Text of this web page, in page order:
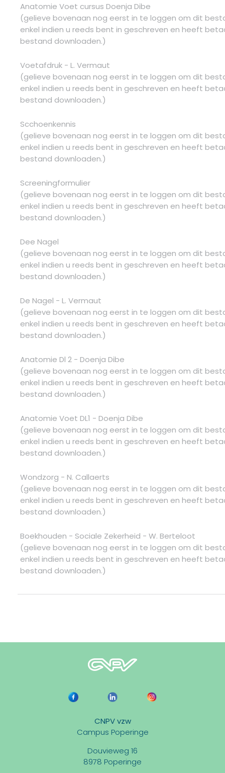
Anatomie Voet cursus Doenja Dibe
(gelieve bovenaan nog eerst in te loggen om dit
enkel indien u reeds bent in geschreven en heeft
bestand downloaden.)
Voetafdruk - L. Vermaut
(gelieve bovenaan nog eerst in te loggen om dit
enkel indien u reeds bent in geschreven en heeft
bestand downloaden.)
Scchoenkennis
(gelieve bovenaan nog eerst in te loggen om dit
enkel indien u reeds bent in geschreven en heeft
bestand downloaden.)
Screeningformulier
(gelieve bovenaan nog eerst in te loggen om dit
enkel indien u reeds bent in geschreven en heeft
bestand downloaden.)
Dee Nagel
(gelieve bovenaan nog eerst in te loggen om dit
enkel indien u reeds bent in geschreven en heeft
bestand downloaden.)
De Nagel - L. Vermaut
(gelieve bovenaan nog eerst in te loggen om dit
enkel indien u reeds bent in geschreven en heeft
bestand downloaden.)
Anatomie Dl 2 - Doenja Dibe
(gelieve bovenaan nog eerst in te loggen om dit
enkel indien u reeds bent in geschreven en heeft
bestand downloaden.)
Anatomie Voet DL1 - Doenja Dibe
(gelieve bovenaan nog eerst in te loggen om dit
enkel indien u reeds bent in geschreven en heeft
bestand downloaden.)
Wondzorg - N. Callaerts
(gelieve bovenaan nog eerst in te loggen om dit
enkel indien u reeds bent in geschreven en heeft
bestand downloaden.)
Boekhouden - Sociale Zekerheid - W. Berteloot
(gelieve bovenaan nog eerst in te loggen om dit
enkel indien u reeds bent in geschreven en heeft
bestand downloaden.)
CNPV vzw
Campus Poperinge
Douvieweg 16
8978 Poperinge